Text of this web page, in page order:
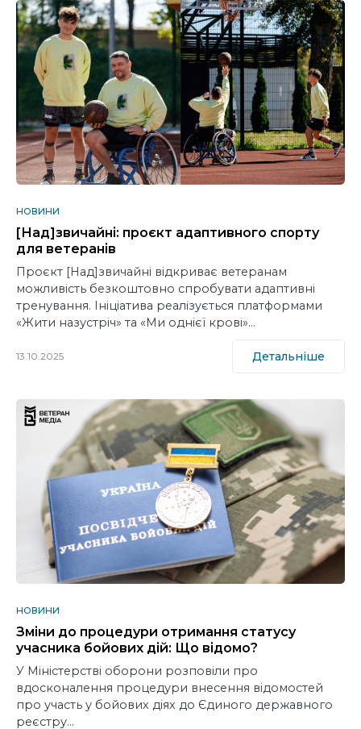
НОВИНИ
[Над]звичайні: проєкт адаптивного спорту
для ветеранів
Проєкт [Над]звичайні відкриває ветеранам
можливість безкоштовно спробувати адаптивні
тренування. Ініціатива реалізується платформами
«Жити назустріч» та «Ми однієї крові»…
13.10.2025 Детальніше
НОВИНИ
Зміни до процедури отримання статусу
учасника бойових дій: Що відомо?
У Мінiстерстві оборони розповіли про
вдосконалення процедури внесення відомостей
про участь у бойових діях до Єдиного державного
реєстру…